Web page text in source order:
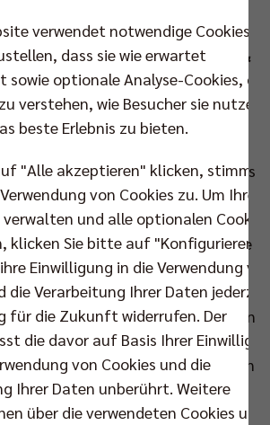
das letzte Gruppenspiel gegen
Geschäftsführer Kaweh
den Auftritt von Hannes Tille &
live in der mehr als 10.000
Arena und glaubt an den
und bekannte Gesichter aus
sahen am Dienstag live vor
Aufholjagd der DVV-Auswahl
der Leistungssteigerung reichte
Tage zuvor gegen Japan –
zum Sieg. Dennoch begeisterte
Michal Winiarski mit den
im Kader ein weiteres Mal
Turnier alles in der eigenen
gegen die US-Amerikaner sah
vor Ort und ist optimistisch,
verwendet notwendige Cookies,
dass sie wie erwartet
optionale Analyse-Cookies, die
verstehen, wie Besucher sie nutzen,
beste Erlebnis zu bieten.
"Alle akzeptieren" klicken, stimmen
von Cookies zu. Um Ihre
verwalten und alle optionalen Cookies
klicken Sie bitte auf "Konfigurieren".
Einwilligung in die Verwendung
die Verarbeitung Ihrer Daten
für die Zukunft widerrufen. Der
die davor auf Basis Ihrer
von Cookies und die
Ihrer Daten unberührt. Weitere
über die verwendeten Cookies und